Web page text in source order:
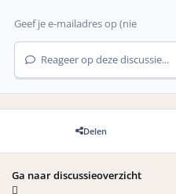
Reageer op deze discussie...
Delen
Ga naar discussieoverzicht